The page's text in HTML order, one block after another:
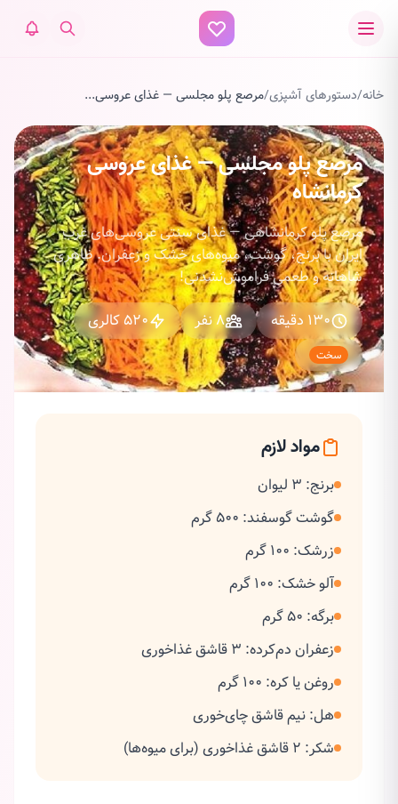
خانه/دستورهای آشپزی/مرصع پلو مجلسی — غذای عروسی...
مرصع پلو مجلسی — غذای عروسی
کرمانشاه
مرصع پلو کرمانشاهی — غذای سنتی عروسی‌های غرب
ایران با برنج، گوشت، میوه‌های خشک و زعفران. ظاهری
شاهانه و طعمی فراموش‌نشدنی!
130 دقیقه
8 نفر 520 کالری
سخت
مواد لازم
برنج: 3 لیوان
گوشت گوسفند: 500 گرم
زرشک: 100 گرم
آلو خشک: 100 گرم
برگه: 50 گرم
زعفران دم‌کرده: 3 قاشق غذاخوری
روغن یا کره: 100 گرم
هل: نیم قاشق چای‌خوری
شکر: 2 قاشق غذاخوری (برای میوه‌ها)